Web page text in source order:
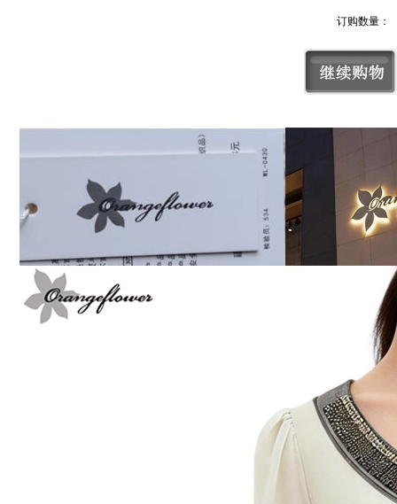
订购数量：